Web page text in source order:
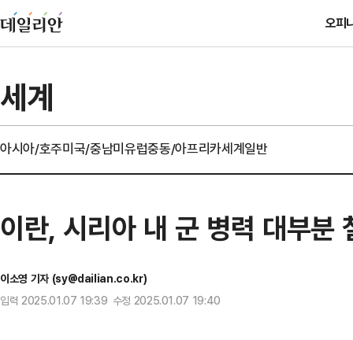
오피
세계
아시아/호주미국/중남미유럽중동/아프리카세계일반
이란, 시리아 내 군 병력 대부
이소영 기자 (sy@dailian.co.kr)
입력 2025.01.07 19:39 수정 2025.01.07 19:40